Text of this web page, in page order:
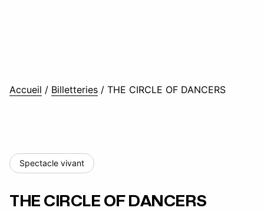
Accueil / Billetteries / THE CIRCLE OF DANCERS
Spectacle vivant
THE CIRCLE OF DANCERS